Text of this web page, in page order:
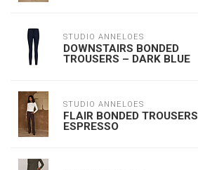
STUDIO ANNELOES
DOWNSTAIRS BONDED
TROUSERS – DARK BLUE
STUDIO ANNELOES
FLAIR BONDED TROUSERS
ESPRESSO